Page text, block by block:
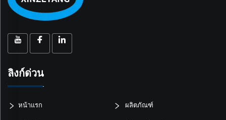
ลิงก์ด่วน
หน้าแรก ผลิตภัณฑ์